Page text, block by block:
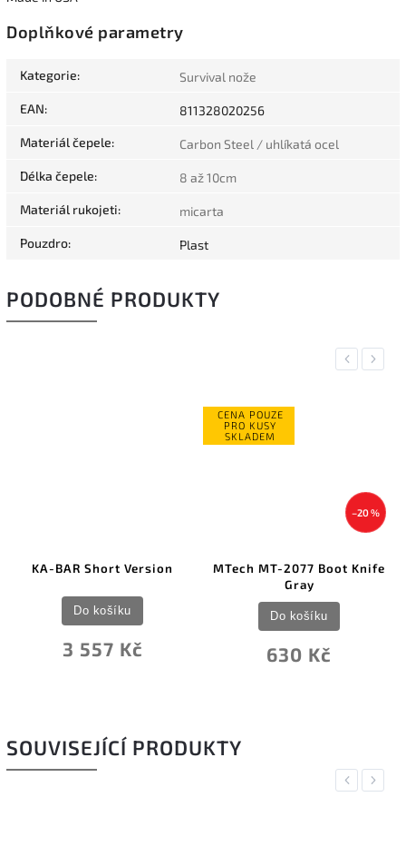
Doplňkové parametry
Kategorie: Survival nože
EAN: 811328020256
Materiál čepele: Carbon Steel / uhlíkatá ocel
Délka čepele: 8 až 10cm
Materiál rukojeti: micarta
Pouzdro: Plast
PODOBNÉ PRODUKTY
Previous
MTech MT-2077 Boot Knife
630 Kč
KA-BAR Full Size
3 739 Kč
Next
SOUVISEJÍCÍ PRODUKTY
Previous
Next